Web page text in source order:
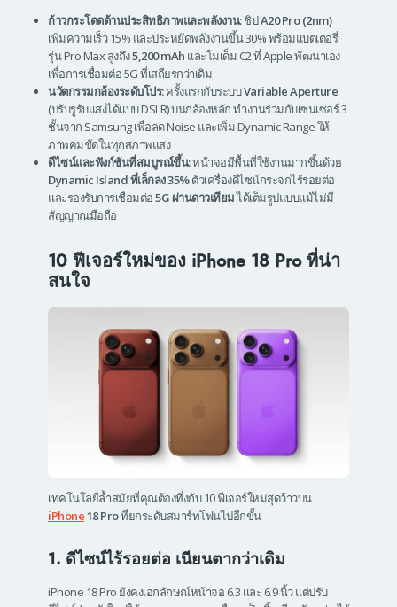
ก้าวกระโดดด้านประสิทธิภาพและพลังงาน:ชิปA20 Pro (2nm)
เพิ่มความเร็ว 15% และประหยัดพลังงานขึ้น 30% พร้อมแบตเตอรี่
รุ่น Pro Max สูงถึง5,200 mAh และโมเด็ม C2 ที่ Apple พัฒนาเอง
เพื่อการเชื่อมต่อ 5G ที่เสถียรกว่าเดิม
นวัตกรรมกล้องระดับโปร:ครั้งแรกกับระบบVariable Aperture
(ปรับรูรับแสงได้แบบ DSLR) บนกล้องหลัก ทำงานร่วมกับเซนเซอร์ 3
ชั้นจาก Samsung เพื่อลด Noise และเพิ่ม Dynamic Range ให้
ภาพคมชัดในทุกสภาพแสง
ดีไซน์และฟังก์ชันที่สมบูรณ์ขึ้น:หน้าจอมีพื้นที่ใช้งานมากขึ้นด้วย
Dynamic Island ที่เล็กลง 35%ตัวเครื่องดีไซน์กระจกไร้รอยต่อ
และรองรับการเชื่อมต่อ5G ผ่านดาวเทียมได้เต็มรูปแบบแม้ไม่มี
สัญญาณมือถือ
10 ฟีเจอร์ใหม่ของ iPhone 18 Pro ที่น่า
สนใจ
เทคโนโลยีล้ำสมัยที่คุณต้องทึ่งกับ 10 ฟีเจอร์ใหม่สุดว้าวบน
iPhone18 Proที่ยกระดับสมาร์ทโฟนไปอีกขั้น
1. ดีไซน์ไร้รอยต่อ เนียนตากว่าเดิม
iPhone 18 Pro ยังคงเอกลักษณ์หน้าจอ 6.3 และ 6.9 นิ้ว แต่ปรับ